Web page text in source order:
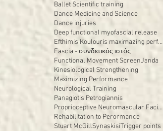
Ballet Scientific training
Dance Medicine and Science
Dance injuries
Deep functional myofascial release
Efthimis Koulouris maximazing performance
Fascia - συνδετικός ιστός
Functional Movement ScreenJanda
Kinesiological Strengthening
Maximizing Performance
Neurological Training
Panagiotis Petrogiannis
Proprioceptive Neuromascular Facilitation (PNF)
Rehabilitation to Perormance
Stuart McGillSynaskisiTrigger points